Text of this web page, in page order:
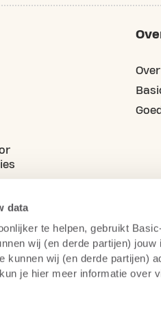
data
te helpen, gebruikt
wij (en derde partijen)
kunnen wij (en derde partijen)
je hier meer informatie over